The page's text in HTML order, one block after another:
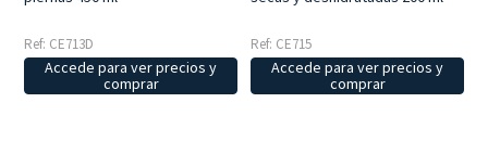
Ref: CE713D
Accede para ver precios y
comprar
Ref: CE715
Accede para ver precios y
comprar